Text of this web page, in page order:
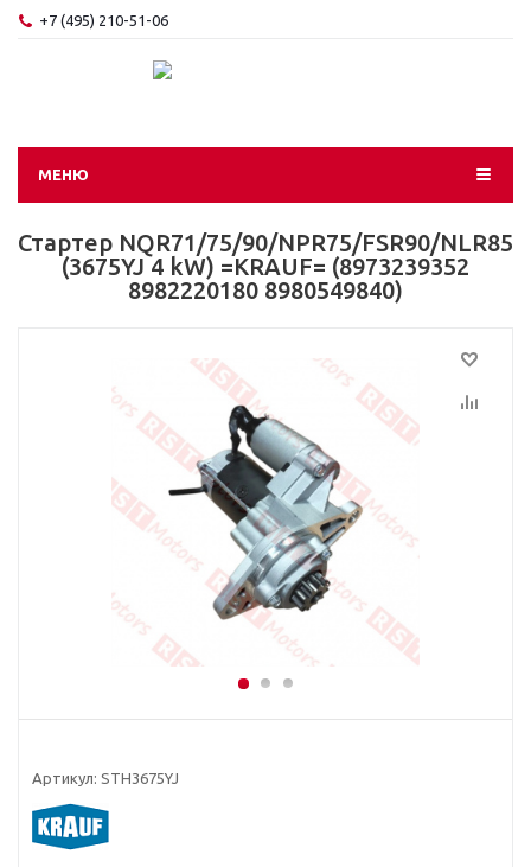
+7 (495) 210-51-06
МЕНЮ
Стартер NQR71/75/90/NPR75/FSR90/NLR85
(3675YJ 4 kW) =KRAUF= (8973239352
8982220180 8980549840)
Артикул: STH3675YJ